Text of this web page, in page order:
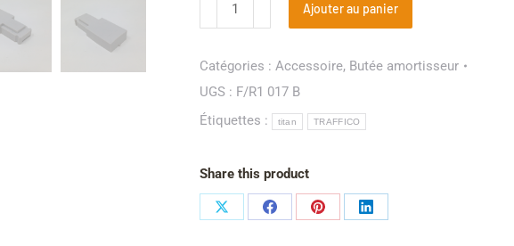
Ajouter au panier
Catégories : Accessoire, Butée amortisseur
UGS : F/R1 017 B
Étiquettes :
titan TRAFFICO
Share this product